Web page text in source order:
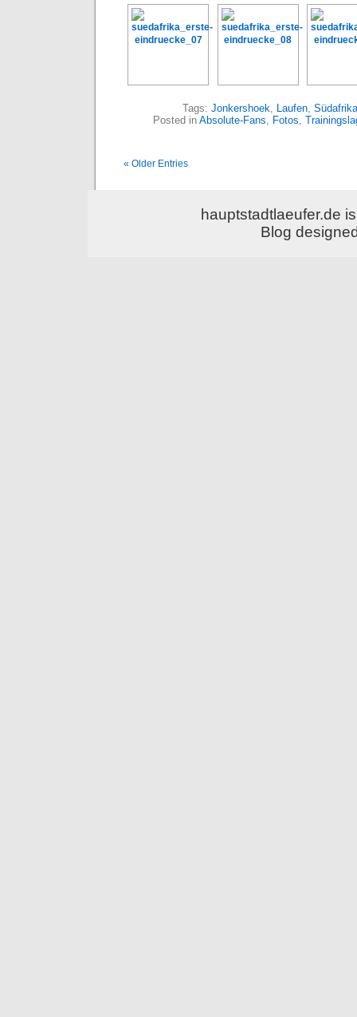
Tags: Jonkershoek, Laufen, Südafrika
Posted in Absolute-Fans, Fotos,
« Older Entries
hauptstadtlaeufer.de
Blog